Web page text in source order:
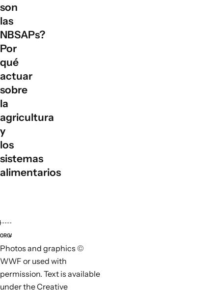
son
las
NBSAPs?
Por
qué
actuar
sobre
la
agricultura
y
los
sistemas
alimentarios
ORGANIZACIONES LÍDERES
Photos and graphics ©
WWF or used with
permission. Text is available
under the Creative